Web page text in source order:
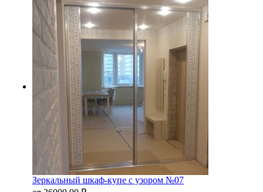
Зеркальный шкаф-купе с узором №07